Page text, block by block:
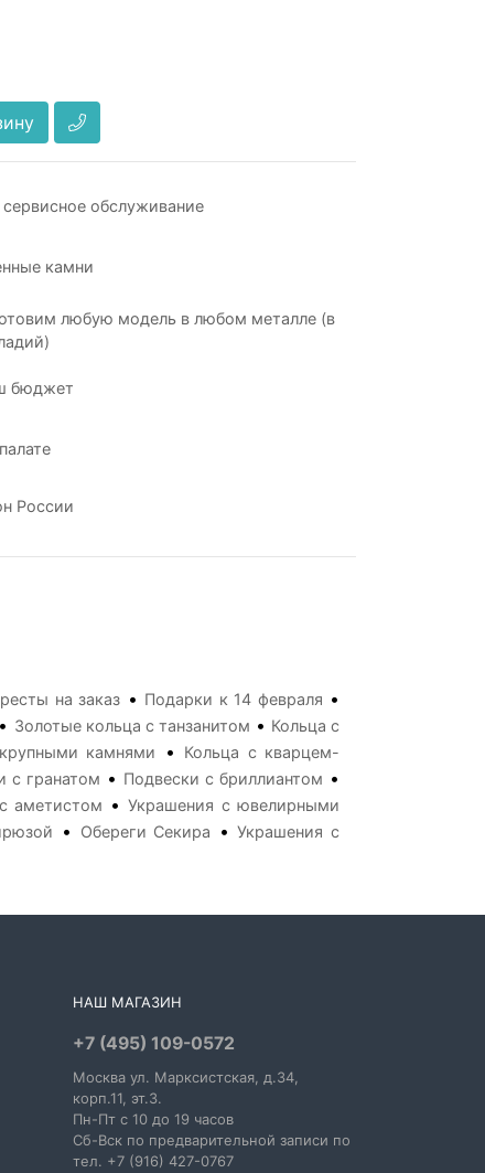
обслуживание
камни
любую модель в любом металле (в
бюджет
России
на заказ • Подарки к 14 февраля •
• Золотые кольца с танзанитом • Кольца с
камнями •
Кольца с кварцем-
с гранатом • Подвески с бриллиантом •
аметистом •Украшения с ювелирными
• Обереги Секира •Украшения с
НАШ МАГАЗИН
+7 (495) 109-0572
Москва ул. Марксистская, д.34,
корп.11, эт.3.
Пн-Пт c 10 до 19 часов
Сб-Вск по предварительной записи по
тел. +7 (916) 427-0767